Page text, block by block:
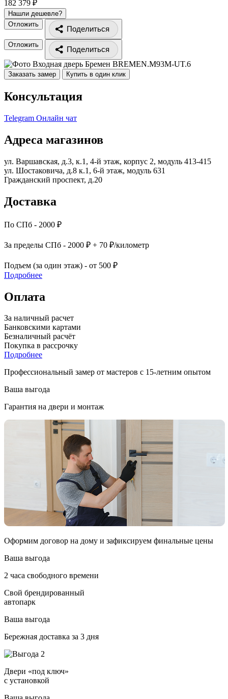
182 379 ₽
Нашли дешевле?
Отложить
Поделиться
Отложить
Поделиться
Заказать замер Купить в один клик
Консультация
Telegram Онлайн чат
Адреса магазинов
ул. Варшавская, д.3, к.1, 4-й этаж, корпус 2, модуль 413-415
ул. Шостаковича, д.8 к.1, 6-й этаж, модуль 631
Гражданский проспект, д.20
Доставка
По СПб - 2000 ₽
За пределы СПб - 2000 ₽ + 70 ₽/километр
Подъем (за один этаж) - от 500 ₽
Подробнее
Оплата
За наличный расчет
Банковскими картами
Безналичный расчёт
Покупка в рассрочку
Подробнее
Профессиональный замер от мастеров с 15-летним опытом
Ваша выгода
Гарантия на двери и монтаж
Оформим договор на дому и зафиксируем финальные цены
Ваша выгода
2 часа свободного времени
Свой брендированный
автопарк
Ваша выгода
Бережная доставка за 3 дня
Двери «под ключ»
с установкой